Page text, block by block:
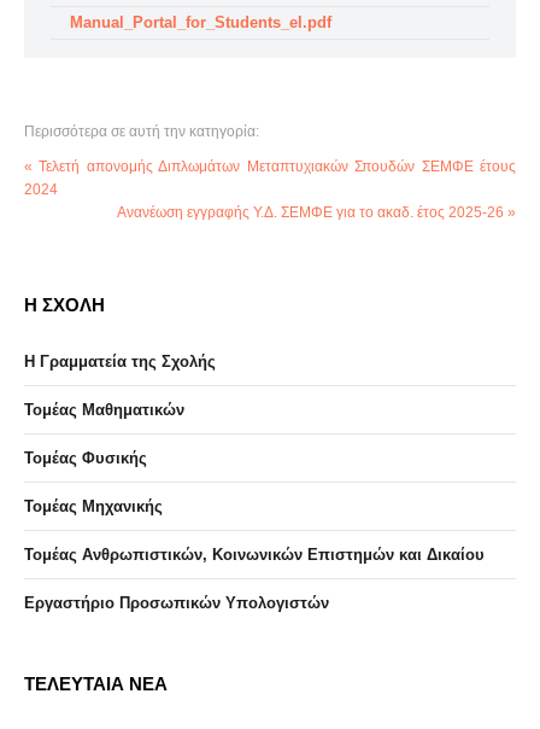
Manual_Portal_for_Students_el.pdf
Περισσότερα σε αυτή την κατηγορία:
« Τελετή απονομής Διπλωμάτων Μεταπτυχιακών Σπουδών ΣΕΜΦΕ έτους
2024
Ανανέωση εγγραφής Υ.Δ. ΣΕΜΦΕ για το ακαδ. έτος 2025-26 »
Η ΣΧΟΛΗ
Η Γραμματεία της Σχολής
Τομέας Μαθηματικών
Τομέας Φυσικής
Τομέας Μηχανικής
Τομέας Ανθρωπιστικών, Κοινωνικών Επιστημών και Δικαίου
Eργαστήριo Προσωπικών Υπολογιστών
ΤΕΛΕΥΤΑΙΑ ΝΕΑ